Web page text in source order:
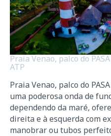
Praia Venao, palco do
ATP
Praia Venao, palco do
uma poderosa onda de
dependendo da maré,
direita e à esquerda com
manobrar ou tubos